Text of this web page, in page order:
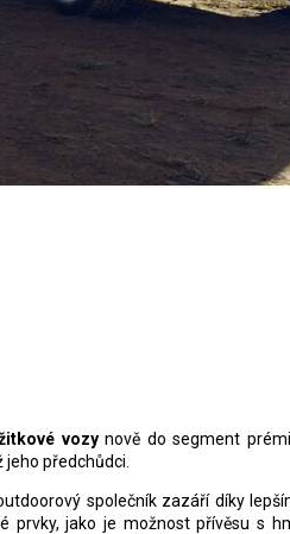
vozynově do segment
předchůdci.
společník zazáří díky
prvky, jako je možnost přívěsu s